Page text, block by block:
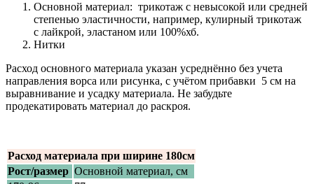
Основной материал: трикотаж с невысокой или средней
степенью эластичности, например, кулирный трикотаж
с лайкрой, эластаном или 100%хб.
Нитки
Расход основного материала указан усреднённо без учета
направления ворса или рисунка, с учётом прибавки 5 см на
выравнивание и усадку материала. Не забудьте
продекатировать материал до раскроя.
Расход материала при ширине 180см
Рост/размер Основной материал, см